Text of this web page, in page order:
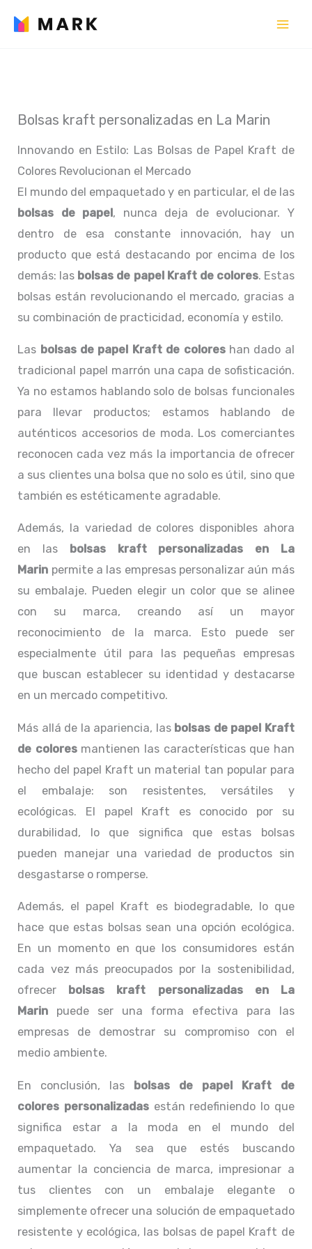
Bolsas kraft personalizadas en La Marin
Innovando en Estilo: Las Bolsas de Papel Kraft de
Colores Revolucionan el Mercado
El mundo del empaquetado y en particular, el de las
bolsas de papel, nunca deja de evolucionar. Y
dentro de esa constante innovación, hay un
producto que está destacando por encima de los
demás: las bolsas de papel Kraft de colores. Estas
bolsas están revolucionando el mercado, gracias a
su combinación de practicidad, economía y estilo.
Las bolsas de papel Kraft de coloreshan dado al
tradicional papel marrón una capa de sofisticación.
Ya no estamos hablando solo de bolsas funcionales
para llevar productos; estamos hablando de
auténticos accesorios de moda. Los comerciantes
reconocen cada vez más la importancia de ofrecer
a sus clientes una bolsa que no solo es útil, sino que
también es estéticamente agradable.
Además, la variedad de colores disponibles ahora
en las
bolsas kraft personalizadas en La
Marin permite a las empresas personalizar aún más
su embalaje. Pueden elegir un color que se alinee
con su marca, creando así un mayor
reconocimiento de la marca. Esto puede ser
especialmente útil para las pequeñas empresas
que buscan establecer su identidad y destacarse
en un mercado competitivo.
Más allá de la apariencia, las bolsas de papel Kraft
de coloresmantienen las características que han
hecho del papel Kraft un material tan popular para
el embalaje: son resistentes, versátiles y
ecológicas. El papel Kraft es conocido por su
durabilidad, lo que significa que estas bolsas
pueden manejar una variedad de productos sin
desgastarse o romperse.
Además, el papel Kraft es biodegradable, lo que
hace que estas bolsas sean una opción ecológica.
En un momento en que los consumidores están
cada vez más preocupados por la sostenibilidad,
ofrecer
bolsas kraft personalizadas en La
Marin puede ser una forma efectiva para las
empresas de demostrar su compromiso con el
medio ambiente.
En conclusión, las bolsas de papel Kraft de
colores personalizadasestán redefiniendo lo que
significa estar a la moda en el mundo del
empaquetado. Ya sea que estés buscando
aumentar la conciencia de marca, impresionar a
tus clientes con un embalaje elegante o
simplemente ofrecer una solución de empaquetado
resistente y ecológica, las bolsas de papel Kraft de